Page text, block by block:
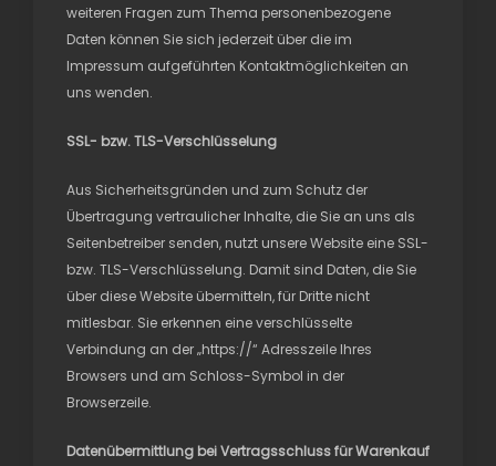
weiteren Fragen zum Thema personenbezogene
Daten können Sie sich jederzeit über die im
Impressum aufgeführten Kontaktmöglichkeiten an
uns wenden.
SSL- bzw. TLS-Verschlüsselung
Aus Sicherheitsgründen und zum Schutz der
Übertragung vertraulicher Inhalte, die Sie an uns als
Seitenbetreiber senden, nutzt unsere Website eine SSL-
bzw. TLS-Verschlüsselung. Damit sind Daten, die Sie
über diese Website übermitteln, für Dritte nicht
mitlesbar. Sie erkennen eine verschlüsselte
Verbindung an der „https://“ Adresszeile Ihres
Browsers und am Schloss-Symbol in der
Browserzeile.
Datenübermittlung bei Vertragsschluss für Warenkauf